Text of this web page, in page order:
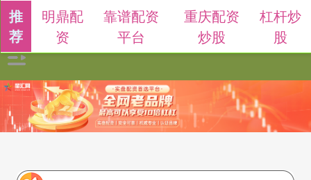
推
荐
明鼎配
资
靠谱配资
平台
重庆配资
炒股
杠杆炒
股